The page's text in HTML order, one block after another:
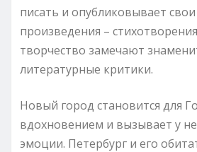
писать и опубликовывает
произведения –
творчество замечают
литературные критики.
Новый город становится для
вдохновением и вызывает у
эмоции. Петербург и его